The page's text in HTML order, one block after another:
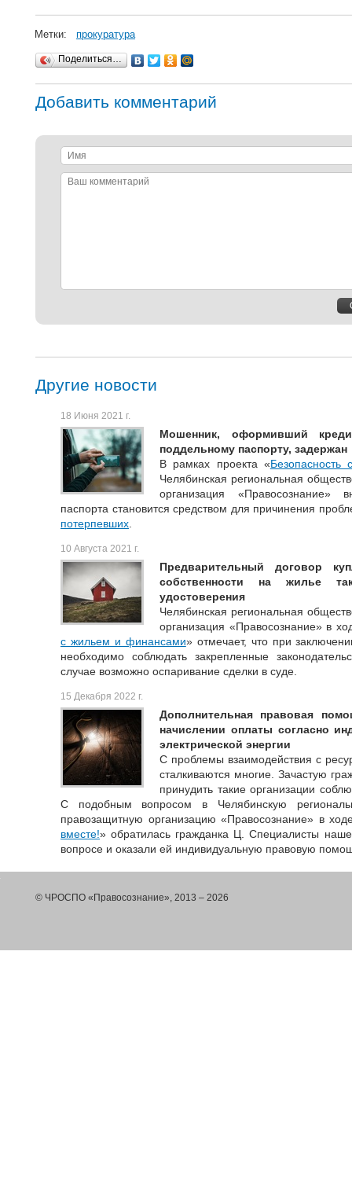
Метки: прокуратура
Поделиться…
Добавить комментарий
Имя
Ваш
Другие новости
18 Июня 2021 г.
Мошенник, оформивший
поддельному паспорту, задержан
В рамках проекта «
Челябинская региональная
организация «Правосознание»
паспорта становится средством для причинения
потерпевших
10 Августа 2021 г.
Предварительный договор
собственности на жилье
удостоверения
Челябинская региональная
организация «Правосознание» в
с жильем и финансами» отмечает, что при
необходимо соблюдать закрепленные
случае возможно оспаривание сделки в суде.
15 Декабря 2022 г.
Дополнительная правовая
начислении оплаты согласно
электрической энергии
С проблемы взаимодействия с
сталкиваются многие. Зачастую
принудить такие организации
С подобным вопросом в Челябинскую
правозащитную организацию «Правосознание» в
вместе!» обратилась гражданка Ц. Специалисты
вопросе и оказали ей индивидуальную правовую
© ЧРОСПО «Правосознание», 2013 – 2026